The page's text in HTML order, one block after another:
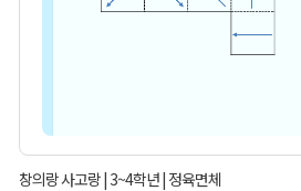
창의랑 사고랑 | 3~4학년 | 정육면체